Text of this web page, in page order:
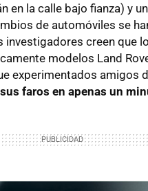
en la calle bajo fianza) y
de automóviles se
investigadores creen que
modelos Land
experimentados amigos
faros en apenas un